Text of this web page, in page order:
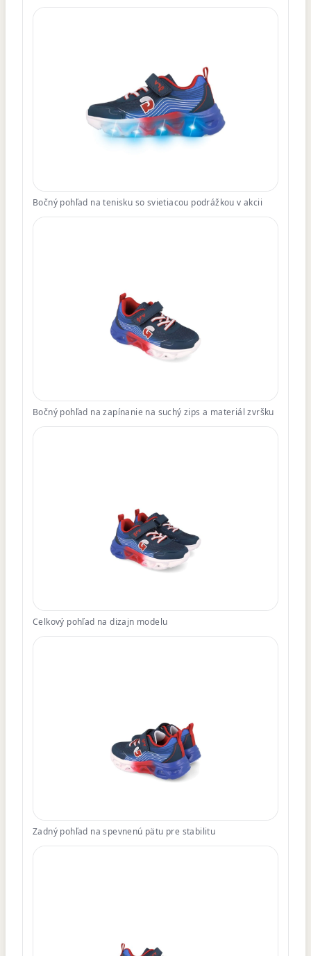
Bočný pohľad na tenisku so svietiacou podrážkou v akcii
Bočný pohľad na zapínanie na suchý zips a materiál zvršku
Celkový pohľad na dizajn modelu
Zadný pohľad na spevnenú pätu pre stabilitu